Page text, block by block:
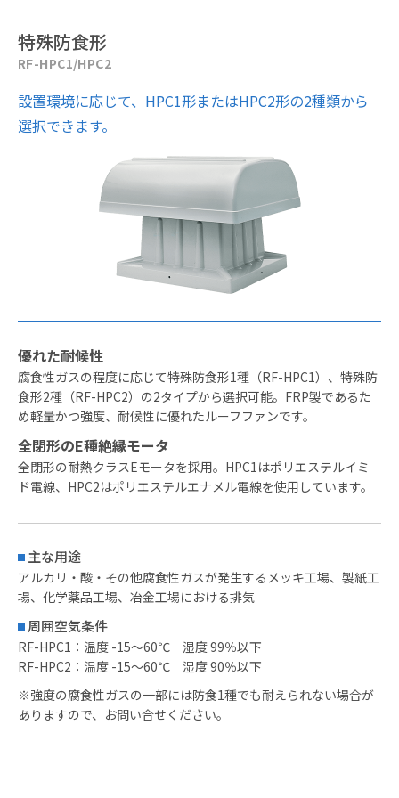
特殊防食形
RF-HPC1/HPC2
設置環境に応じて、HPC1形またはHPC2形の2種類から
選択できます。
優れた耐候性
腐食性ガスの程度に応じて特殊防食形1種（RF-HPC1）、特殊防
食形2種（RF-HPC2）の2タイプから選択可能。FRP製であるた
め軽量かつ強度、耐候性に優れたルーフファンです。
全閉形のE種絶縁モータ
全閉形の耐熱クラスEモータを採用。HPC1はポリエステルイミ
ド電線、HPC2はポリエステルエナメル電線を使用しています。
主な用途
アルカリ・酸・その他腐食性ガスが発生するメッキ工場、製紙工
場、化学薬品工場、冶金工場における排気
周囲空気条件
RF-HPC1：温度 -15〜60℃ 湿度 99％以下
RF-HPC2：温度 -15〜60℃ 湿度 90％以下
※強度の腐食性ガスの一部には防食1種でも耐えられない場合が
ありますので、お問い合せください。